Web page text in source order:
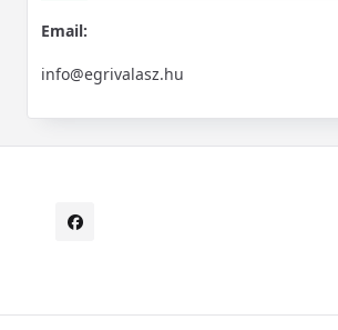
Email:
info@egrivalasz.hu